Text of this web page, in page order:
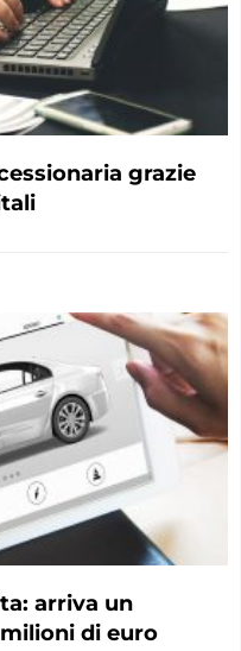
grazie
arriva un
di euro